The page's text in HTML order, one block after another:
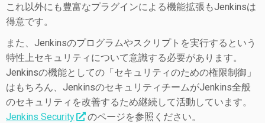
これ以外にも豊富なプラグインによる機能拡張もJenkinsは
得意です。
また、Jenkinsのプログラムやスクリプトを実行するという
特性上セキュリティについて意識する必要があります。
Jenkinsの機能としての「セキュリティのための権限制御」
はもちろん、JenkinsのセキュリティチームがJenkins全般
のセキュリティを改善するため継続して活動しています。
Jenkins Security
のページを参照ください。